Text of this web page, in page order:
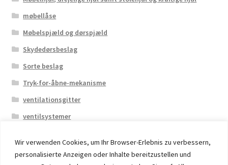
Wir verwenden Cookies, um Ihr Browser-Erlebnis zu verbessern,
personalisierte Anzeigen oder Inhalte bereitzustellen und
møbellåse
Møbelspjæld og dørspjæld
Skydedørsbeslag
Sorte beslag
Tryk-for-åbne-mekanisme
ventilationsgitter
ventilsystemer